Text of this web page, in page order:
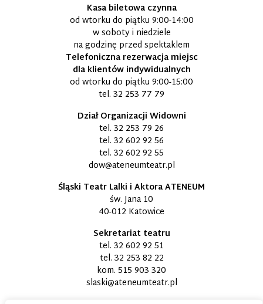
Kasa biletowa czynna
od wtorku do piątku 9:00-14:00
w soboty i niedziele
na godzinę przed spektaklem
Telefoniczna rezerwacja miejsc
dla klientów indywidualnych
od wtorku do piątku 9:00-15:00
tel. 32 253 77 79
Dział Organizacji Widowni
tel. 32 253 79 26
tel. 32 602 92 56
tel. 32 602 92 55
dow@ateneumteatr.pl
Śląski Teatr Lalki i Aktora ATENEUM
św. Jana 10
40-012 Katowice
Sekretariat teatru
tel. 32 602 92 51
tel. 32 253 82 22
kom. 515 903 320
slaski@ateneumteatr.pl